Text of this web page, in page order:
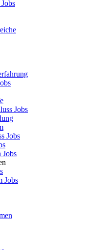
Jobs
Jobs
Jobs
Jobs